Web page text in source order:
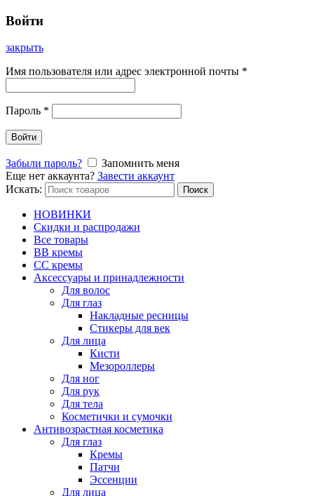
Войти
закрыть
Имя пользователя или адрес электронной почты *
Пароль *
Войти
Забыли пароль?
Запомнить меня
Еще нет аккаунта? Завести аккаунт
Искать:
Поиск
НОВИНКИ
Скидки и распродажи
Все товары
BB кремы
CC кремы
Аксессуары и принадлежности
Для волос
Для глаз
Накладные ресницы
Стикеры для век
Для лица
Кисти
Мезороллеры
Для ног
Для рук
Для тела
Косметички и сумочки
Антивозрастная косметика
Для глаз
Кремы
Патчи
Эссенции
Для лица